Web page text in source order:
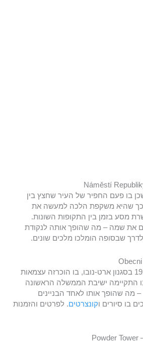
בו פעם החפיר של העיר שחצץ בין
כך שהיא משקפת הלכה למעשה את
מסע בזמן בין התקופות השונות.
5 פעמים את שמה – מה שהופך אותה לנקודת
שבסופה הומלכו מלכים שונים.
ובו התקיימה ישיבת הממשלה הראשונה
– מה שהופך אותו לאחד הבניינים
בו סיורים וקונצרטים. לפרטים והזמנות
–